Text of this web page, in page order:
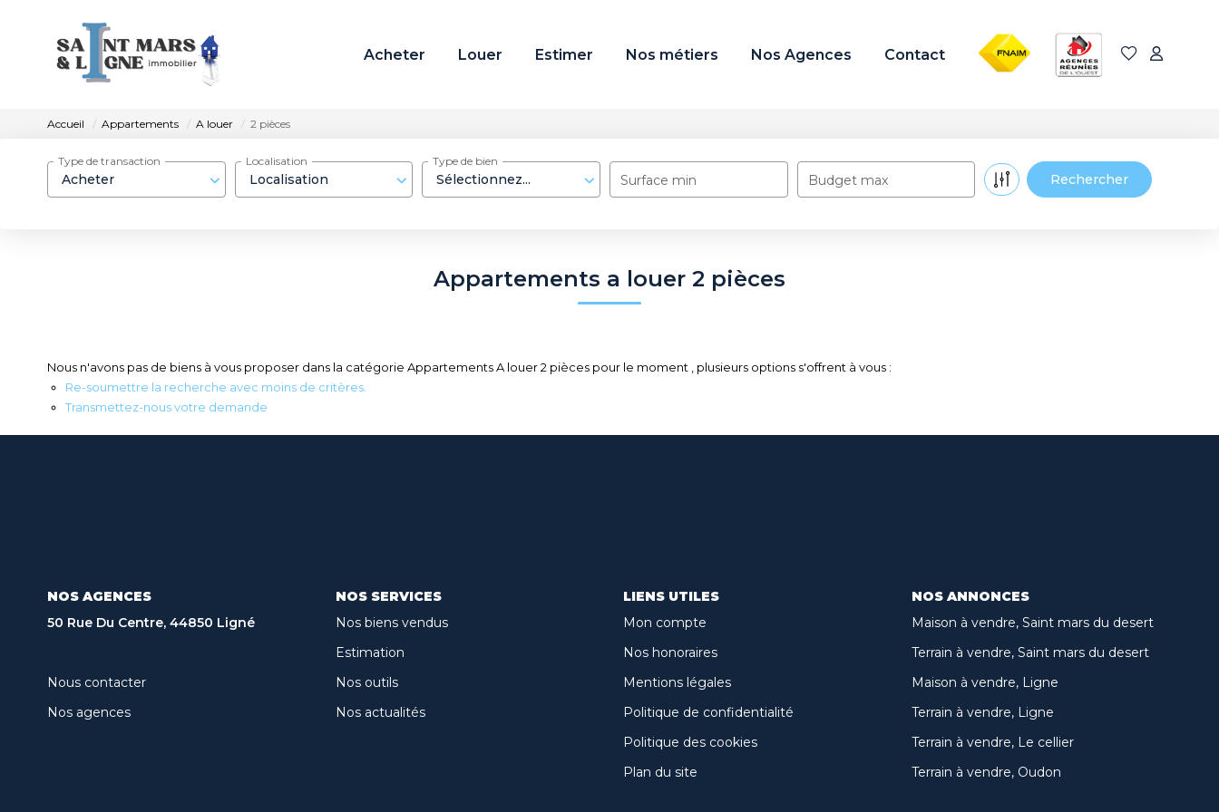
Acheter Louer Estimer Nos métiers Nos Agences Contact
Accueil Appartements A louer 2 pièces
Acheter
Type de transaction
Localisation
Localisation
Sélectionnez...
Type de bien
Surface min Budget max
Appartements a louer 2 pièces
Nous n'avons pas de biens à vous proposer dans la catégorie Appartements A louer 2 pièces pour le moment , plusieurs options s'offrent à vous :
Re-soumettre la recherche avec moins de critères.
Transmettez-nous votre demande
NOS AGENCES
50 Rue Du Centre, 44850 Ligné
Nous contacter
Nos agences
NOS SERVICES
Nos biens vendus
Estimation
Nos outils
Nos actualités
LIENS UTILES
Mon compte
Nos honoraires
Mentions légales
Politique de confidentialité
Politique des cookies
Plan du site
NOS ANNONCES
Maison à vendre, Saint mars du desert
Terrain à vendre, Saint mars du desert
Maison à vendre, Ligne
Terrain à vendre, Ligne
Terrain à vendre, Le cellier
Terrain à vendre, Oudon